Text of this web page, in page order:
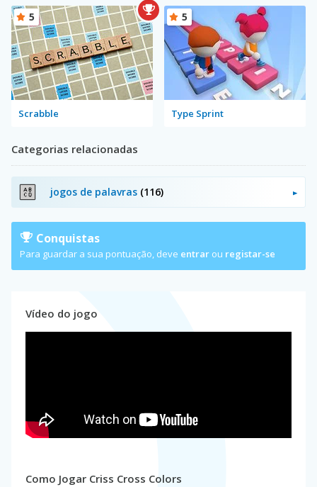
Scrabble
5
Type Sprint
5
Categorias relacionadas
jogos de palavras (116)
Conquistas
Para guardar a sua pontuação, deve entrar ou registar-se
Vídeo do jogo
Como Jogar Criss Cross Colors